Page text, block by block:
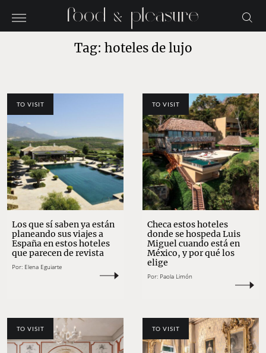
Tag: hoteles de lujo
TO VISIT
Los que sí saben ya están
planeando sus viajes a
España en estos hoteles
que parecen de revista
Por: Elena Eguiarte
TO VISIT
Checa estos hoteles
donde se hospeda Luis
Miguel cuando está en
México, y por qué los
elige
Por: Paola Limón
TO VISIT TO VISIT